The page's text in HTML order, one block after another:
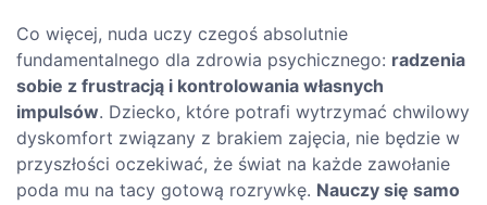
Co więcej, nuda uczy czegoś absolutnie
fundamentalnego dla zdrowia psychicznego: radzenia
sobie z frustracją i kontrolowania własnych
impulsów. Dziecko, które potrafi wytrzymać chwilowy
dyskomfort związany z brakiem zajęcia, nie będzie w
przyszłości oczekiwać, że świat na każde zawołanie
poda mu na tacy gotową rozrywkę. Nauczy się samo